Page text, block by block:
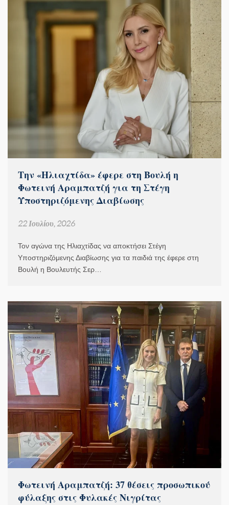
Την «Ηλιαχτίδα» έφερε στη Βουλή η
Φωτεινή Αραμπατζή για τη Στέγη
Υποστηριζόμενης Διαβίωσης
22 Ιουλίου, 2026
Τον αγώνα της Ηλιαχτίδας να αποκτήσει Στέγη
Υποστηριζόμενης Διαβίωσης για τα παιδιά της έφερε στη
Βουλή η Βουλευτής Σερ…
Φωτεινή Αραμπατζή: 37 θέσεις προσωπικού
φύλαξης στις Φυλακές Νιγρίτας